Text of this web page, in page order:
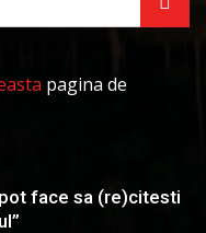
pagina de
face sa (re)citesti